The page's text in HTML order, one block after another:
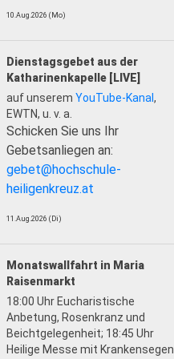
10.Aug.2026 (Mo)
Dienstagsgebet aus der
Katharinenkapelle [LIVE]
auf unserem YouTube-Kanal ,
EWTN, u. v. a.
Schicken Sie uns Ihr
Gebetsanliegen an:
gebet@hochschule-
heiligenkreuz.at
11.Aug.2026 (Di)
Monatswallfahrt in Maria
Raisenmarkt
18:00 Uhr Eucharistische
Anbetung, Rosenkranz und
Beichtgelegenheit; 18:45 Uhr
Heilige Messe mit Krankensegen